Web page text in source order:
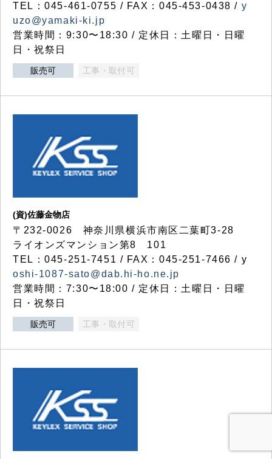
TEL：045-461-0755 / FAX：045-453-0438 / y
uzo@yamaki-ki.jp
営業時間：9:30〜18:30 / 定休日：土曜日・日曜
日・祝祭日
販売可 工事・取付可
(資)佐藤金物店
〒232-0026 神奈川県横浜市南区二葉町3-28
ライオンズマンション第8 101
TEL：045-251-7451 / FAX：045-251-7466 / y
oshi-1087-sato@dab.hi-ho.ne.jp
営業時間：7:30〜18:00 / 定休日：土曜日・日曜
日・祝祭日
販売可 工事・取付可